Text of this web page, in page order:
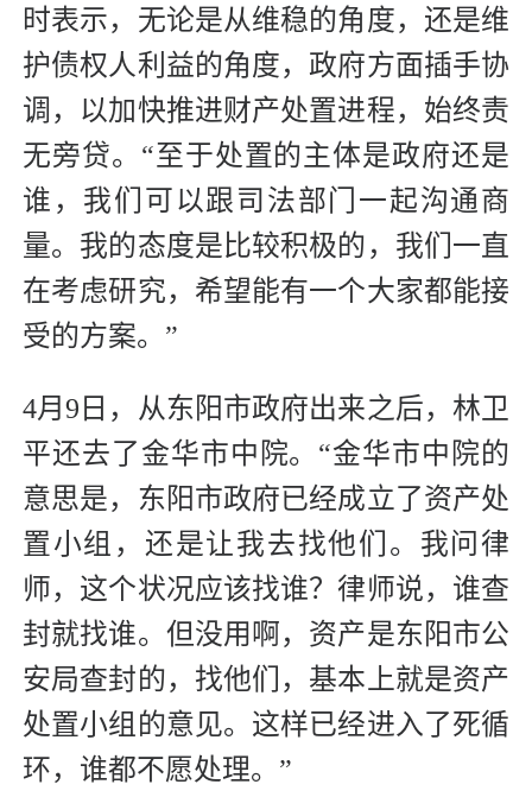
时表示，无论是从维稳的角度，还是维
护债权人利益的角度，政府方面插手协
调，以加快推进财产处置进程，始终责
无旁贷。“至于处置的主体是政府还是
谁，我们可以跟司法部门一起沟通商
量。我的态度是比较积极的，我们一直
在考虑研究，希望能有一个大家都能接
受的方案。”
4月9日，从东阳市政府出来之后，林卫
平还去了金华市中院。“金华市中院的
意思是，东阳市政府已经成立了资产处
置小组，还是让我去找他们。我问律
师，这个状况应该找谁？律师说，谁查
封就找谁。但没用啊，资产是东阳市公
安局查封的，找他们，基本上就是资产
处置小组的意见。这样已经进入了死循
环，谁都不愿处理。”